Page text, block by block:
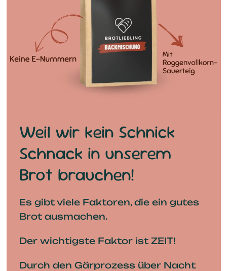
Weil wir kein Schnick
Schnack in unserem
Brot brauchen!
Es gibt viele Faktoren, die ein gutes
Brot ausmachen.
Der wichtigste Faktor ist ZEIT!
Durch den Gärprozess über Nacht